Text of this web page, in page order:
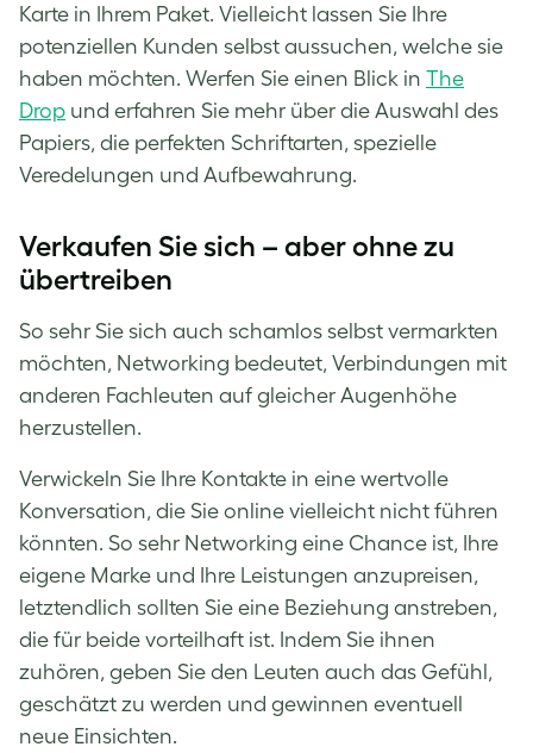
Karte in Ihrem Paket. Vielleicht lassen Sie Ihre
potenziellen Kunden selbst aussuchen, welche sie
haben möchten. Werfen Sie einen Blick in The
Drop und erfahren Sie mehr über die Auswahl des
Papiers, die perfekten Schriftarten, spezielle
Veredelungen und Aufbewahrung.
Verkaufen Sie sich – aber ohne zu
übertreiben
So sehr Sie sich auch schamlos selbst vermarkten
möchten, Networking bedeutet, Verbindungen mit
anderen Fachleuten auf gleicher Augenhöhe
herzustellen.
Verwickeln Sie Ihre Kontakte in eine wertvolle
Konversation, die Sie online vielleicht nicht führen
könnten. So sehr Networking eine Chance ist, Ihre
eigene Marke und Ihre Leistungen anzupreisen,
letztendlich sollten Sie eine Beziehung anstreben,
die für beide vorteilhaft ist. Indem Sie ihnen
zuhören, geben Sie den Leuten auch das Gefühl,
geschätzt zu werden und gewinnen eventuell
neue Einsichten.